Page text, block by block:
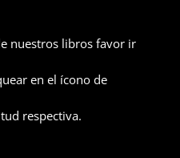
nuestros libros favor ir
en el ícono de
respectiva.